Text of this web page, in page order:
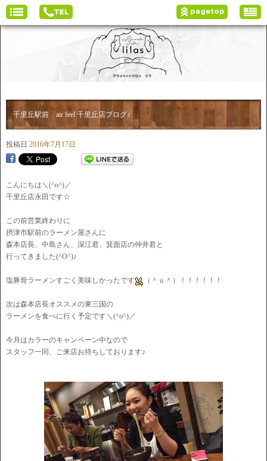
千里丘駅前 air feel 千里丘店ブログ♪
投稿日 2016年7月17日
こんにちは＼(^o^)／
千里丘店永田です☆
この前営業終わりに
摂津市駅前のラーメン屋さんに
森本店長、中島さん、深江君、箕面店の仲井君と
行ってきました(^O^)♪
塩豚骨ラーメンすごく美味しかったです （＾ｕ＾）！！！！！！
次は森本店長オススメの東三国の
ラーメンを食べに行く予定です＼(^o^)／
今月はカラーのキャンペーン中なので
スタッフ一同、ご来店お待ちしております♪